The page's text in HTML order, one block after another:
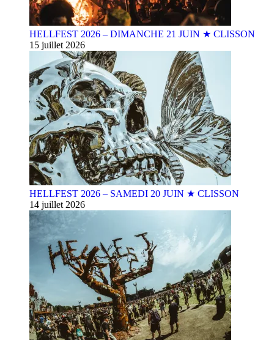
HELLFEST 2026 – DIMANCHE 21 JUIN ★ CLISSON
15 juillet 2026
HELLFEST 2026 – SAMEDI 20 JUIN ★ CLISSON
14 juillet 2026